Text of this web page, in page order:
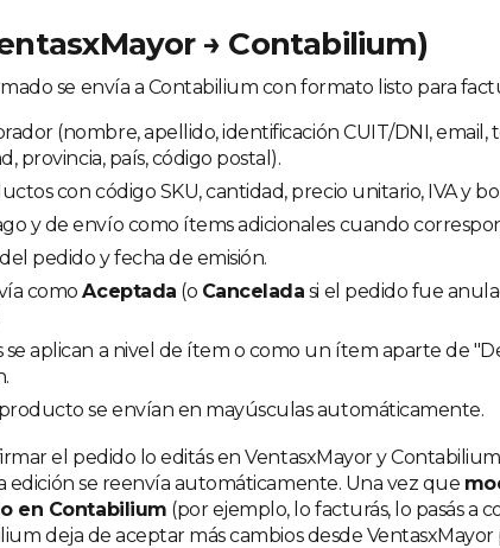
→ Contabilium)
se envía a Contabilium con formato listo para
(nombre, apellido, identificación CUIT/DNI, email,
provincia, país, código postal).
con código SKU, cantidad, precio unitario, IVA y
y de envío como ítems adicionales cuando
pedido y fecha de emisión.
comoAceptada (o Cancelada si el pedido fue
se aplican a nivel de ítem o como un ítem aparte de
se envían en mayúsculas automáticamente.
el pedido lo editás en VentasxMayor y
edición se reenvía automáticamente. Una vez que
en Contabilium (por ejemplo, lo facturás, lo pasás a
deja de aceptar más cambios desde VentasxMayor